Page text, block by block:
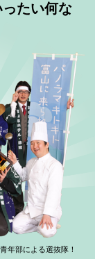
ったい何な
青年部による選抜隊！